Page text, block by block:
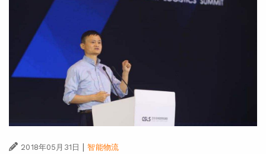
2018年05月31日 | 智能物流